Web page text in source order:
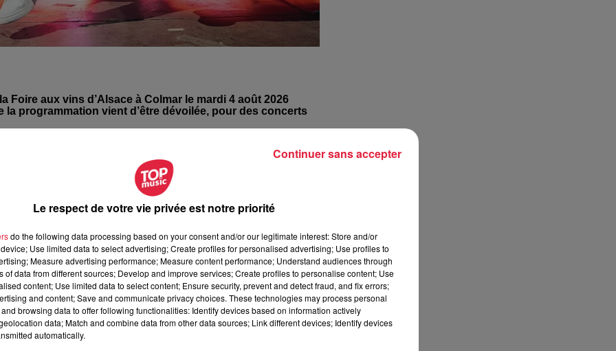
aux vins d’Alsace à Colmar le mardi 4 août 2026
programmation vient d’être dévoilée, pour des concerts
à Colmar en 2025, un record pour les dix jours de foire. Des
chaque été au parc expo de Colmar, pour découvrir
donc un nouveau défi en 2026 en annonçant une belle
sa chanson « Particule »), puisBigflo & Oli(qui sortiront leur
(pour son 1er passage à Colmar) etNiska.
UB40(déjà présents en 1994 et 2002) etKool & The Gang
album « Nouveau souffle ») et
Le respect de votre vie privée est notre priorité
do the following data processing based on your consent and/or our legitimate interest: Store and/or
Use limited data to select advertising; Create profiles for personalised advertising; Use profiles to
Measure advertising performance; Measure content performance; Understand audiences through
of data from different sources; Develop and improve services; Create profiles to personalise content; Use
content; Use limited data to select content; Ensure security, prevent and detect fraud, and fix errors;
and content; Save and communicate privacy choices. These technologies may process personal
browsing data to offer following functionalities: Identify devices based on information actively
data; Match and combine data from other data sources; Link different devices; Identify devices
automatically.
Continuer sans accepter